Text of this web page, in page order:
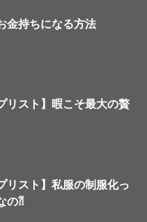
金持ちになる方法
リスト】暇こそ最大の贅
リスト】私服の制服化っ
の⁈